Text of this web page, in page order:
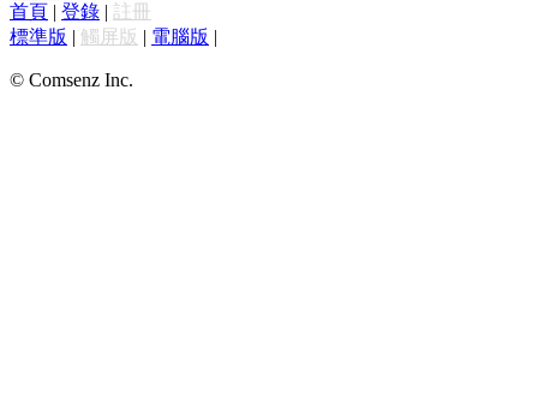
首頁 | 登錄 | 註冊
標準版 | 觸屏版 | 電腦版 |
© Comsenz Inc.